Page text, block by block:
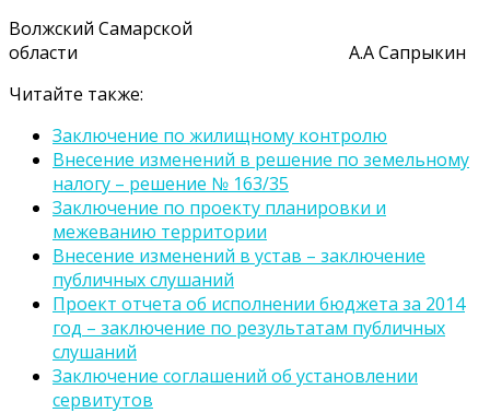
Волжский Самарской
области А.А Сапрыкин
Читайте также:
Заключение по жилищному контролю
Внесение изменений в решение по земельному
налогу – решение № 163/35
Заключение по проекту планировки и
межеванию территории
Внесение изменений в устав – заключение
публичных слушаний
Проект отчета об исполнении бюджета за 2014
год – заключение по результатам публичных
слушаний
Заключение соглашений об установлении
сервитутов